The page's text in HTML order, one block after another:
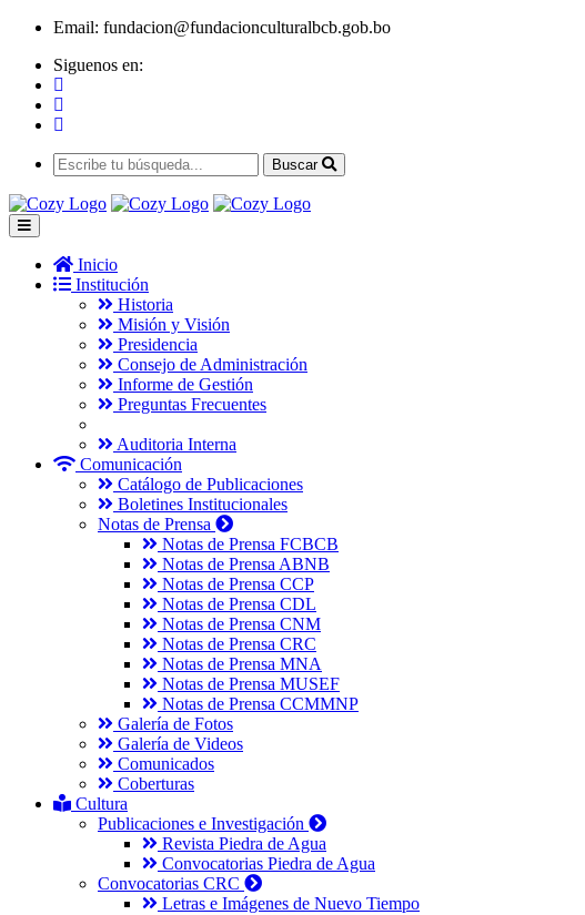
Email: fundacion@fundacionculturalbcb.gob.bo
Siguenos en:
Buscar
Inicio
Institución
Historia
Misión y Visión
Presidencia
Consejo de Administración
Informe de Gestión
Preguntas Frecuentes
Auditoria Interna
Comunicación
Catálogo de Publicaciones
Boletines Institucionales
Notas de Prensa
Notas de Prensa FCBCB
Notas de Prensa ABNB
Notas de Prensa CCP
Notas de Prensa CDL
Notas de Prensa CNM
Notas de Prensa CRC
Notas de Prensa MNA
Notas de Prensa MUSEF
Notas de Prensa CCMMNP
Galería de Fotos
Galería de Videos
Comunicados
Coberturas
Cultura
Publicaciones e Investigación
Revista Piedra de Agua
Convocatorias Piedra de Agua
Convocatorias CRC
Letras e Imágenes de Nuevo Tiempo